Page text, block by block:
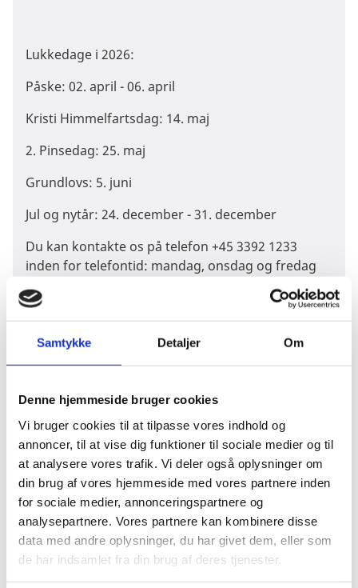
Samtykke Detaljer Om
Denne hjemmeside bruger cookies
Vi bruger cookies til at tilpasse vores indhold og
annoncer, til at vise dig funktioner til sociale medier og til
at analysere vores trafik. Vi deler også oplysninger om
din brug af vores hjemmeside med vores partnere inden
for sociale medier, annonceringspartnere og
analysepartnere. Vores partnere kan kombinere disse
data med andre oplysninger, du har givet dem, eller som
de har indsamlet fra din brug af deres tjenester.
Lukkedage i 2026:
Påske: 02. april - 06. april
Kristi Himmelfartsdag: 14. maj
2. Pinsedag: 25. maj
Grundlovs: 5. juni
Jul og nytår: 24. december - 31. december
Du kan kontakte os på telefon +45 3392 1233
inden for telefontid: mandag, onsdag og fredag
kl. 13.00-14.00 eller sende os en mail til
legalisering@um.dk
Chatbot
Chatbot
Få svar på spørgsmål af vores chatbot
Vejvisning
Vejvisning